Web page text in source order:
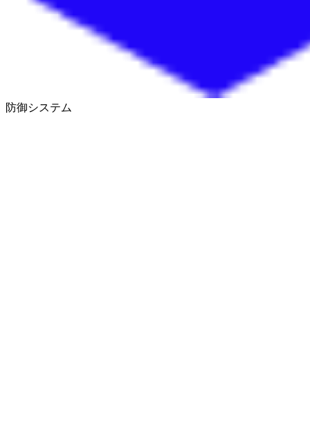
防御システム